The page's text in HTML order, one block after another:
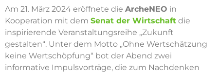
Am 21. März 2024 eröffnete die ArcheNEO in
Kooperation mit dem Senat der Wirtschaft die
inspirierende Veranstaltungsreihe „Zukunft
gestalten“. Unter dem Motto „Ohne Wertschätzung
keine Wertschöpfung“ bot der Abend zwei
informative Impulsvorträge, die zum Nachdenken